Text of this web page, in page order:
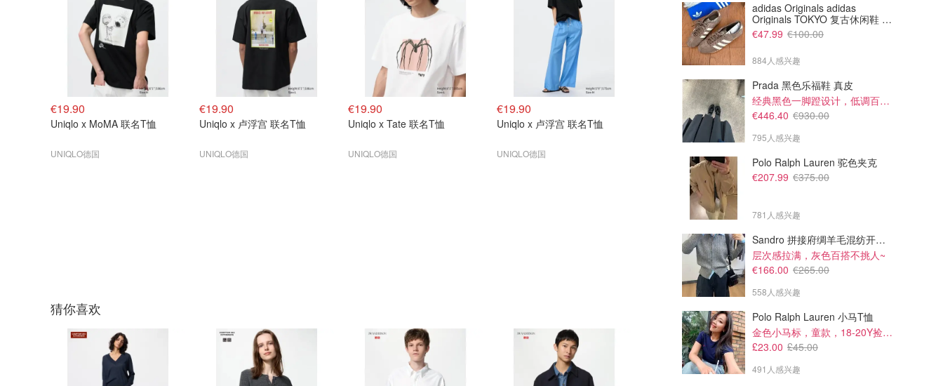
€19.90
Uniqlo x MoMA 联名T恤
UNIQLO德国
€19.90
Uniqlo x 卢浮宫 联名T恤
UNIQLO德国
€19.90
Uniqlo x Tate 联名T恤
UNIQLO德国
€19.90
Uniqlo x 卢浮宫 联名T恤
UNIQLO德国
Uniqlo x MoMA 联名T恤
€19.90
Uniqlo x Tate 联名T恤
猜你喜欢
adidas Originals adidas
Originals TOKYO 复古休闲鞋 深
棕色
€47.99 €100.00
884人感兴趣
Prada 黑色乐福鞋 真皮
经典黑色一脚蹬设计，低调百搭又高级
€446.40 €930.00
795人感兴趣
Polo Ralph Lauren 驼色夹克
€207.99 €375.00
781人感兴趣
Sandro 拼接府绸羊毛混纺开衫 灰色
层次感拉满，灰色百搭不挑人~
€166.00 €265.00
558人感兴趣
Polo Ralph Lauren 小马T恤
金色小马标，童款，18-20Y捡漏！
£23.00 £45.00
491人感兴趣